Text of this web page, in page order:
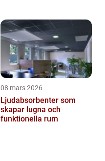
08 mars 2026
Ljudabsorbenter som
skapar lugna och
funktionella rum